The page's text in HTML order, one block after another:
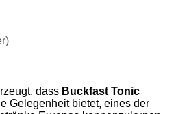
dass Buckfast Tonic
Gelegenheit bietet, eines der